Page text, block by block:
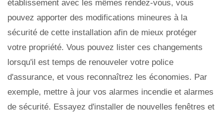
établissement avec les mêmes rendez-vous, vous
pouvez apporter des modifications mineures à la
sécurité de cette installation afin de mieux protéger
votre propriété. Vous pouvez lister ces changements
lorsqu'il est temps de renouveler votre police
d'assurance, et vous reconnaîtrez les économies. Par
exemple, mettre à jour vos alarmes incendie et alarmes
de sécurité. Essayez d'installer de nouvelles fenêtres et